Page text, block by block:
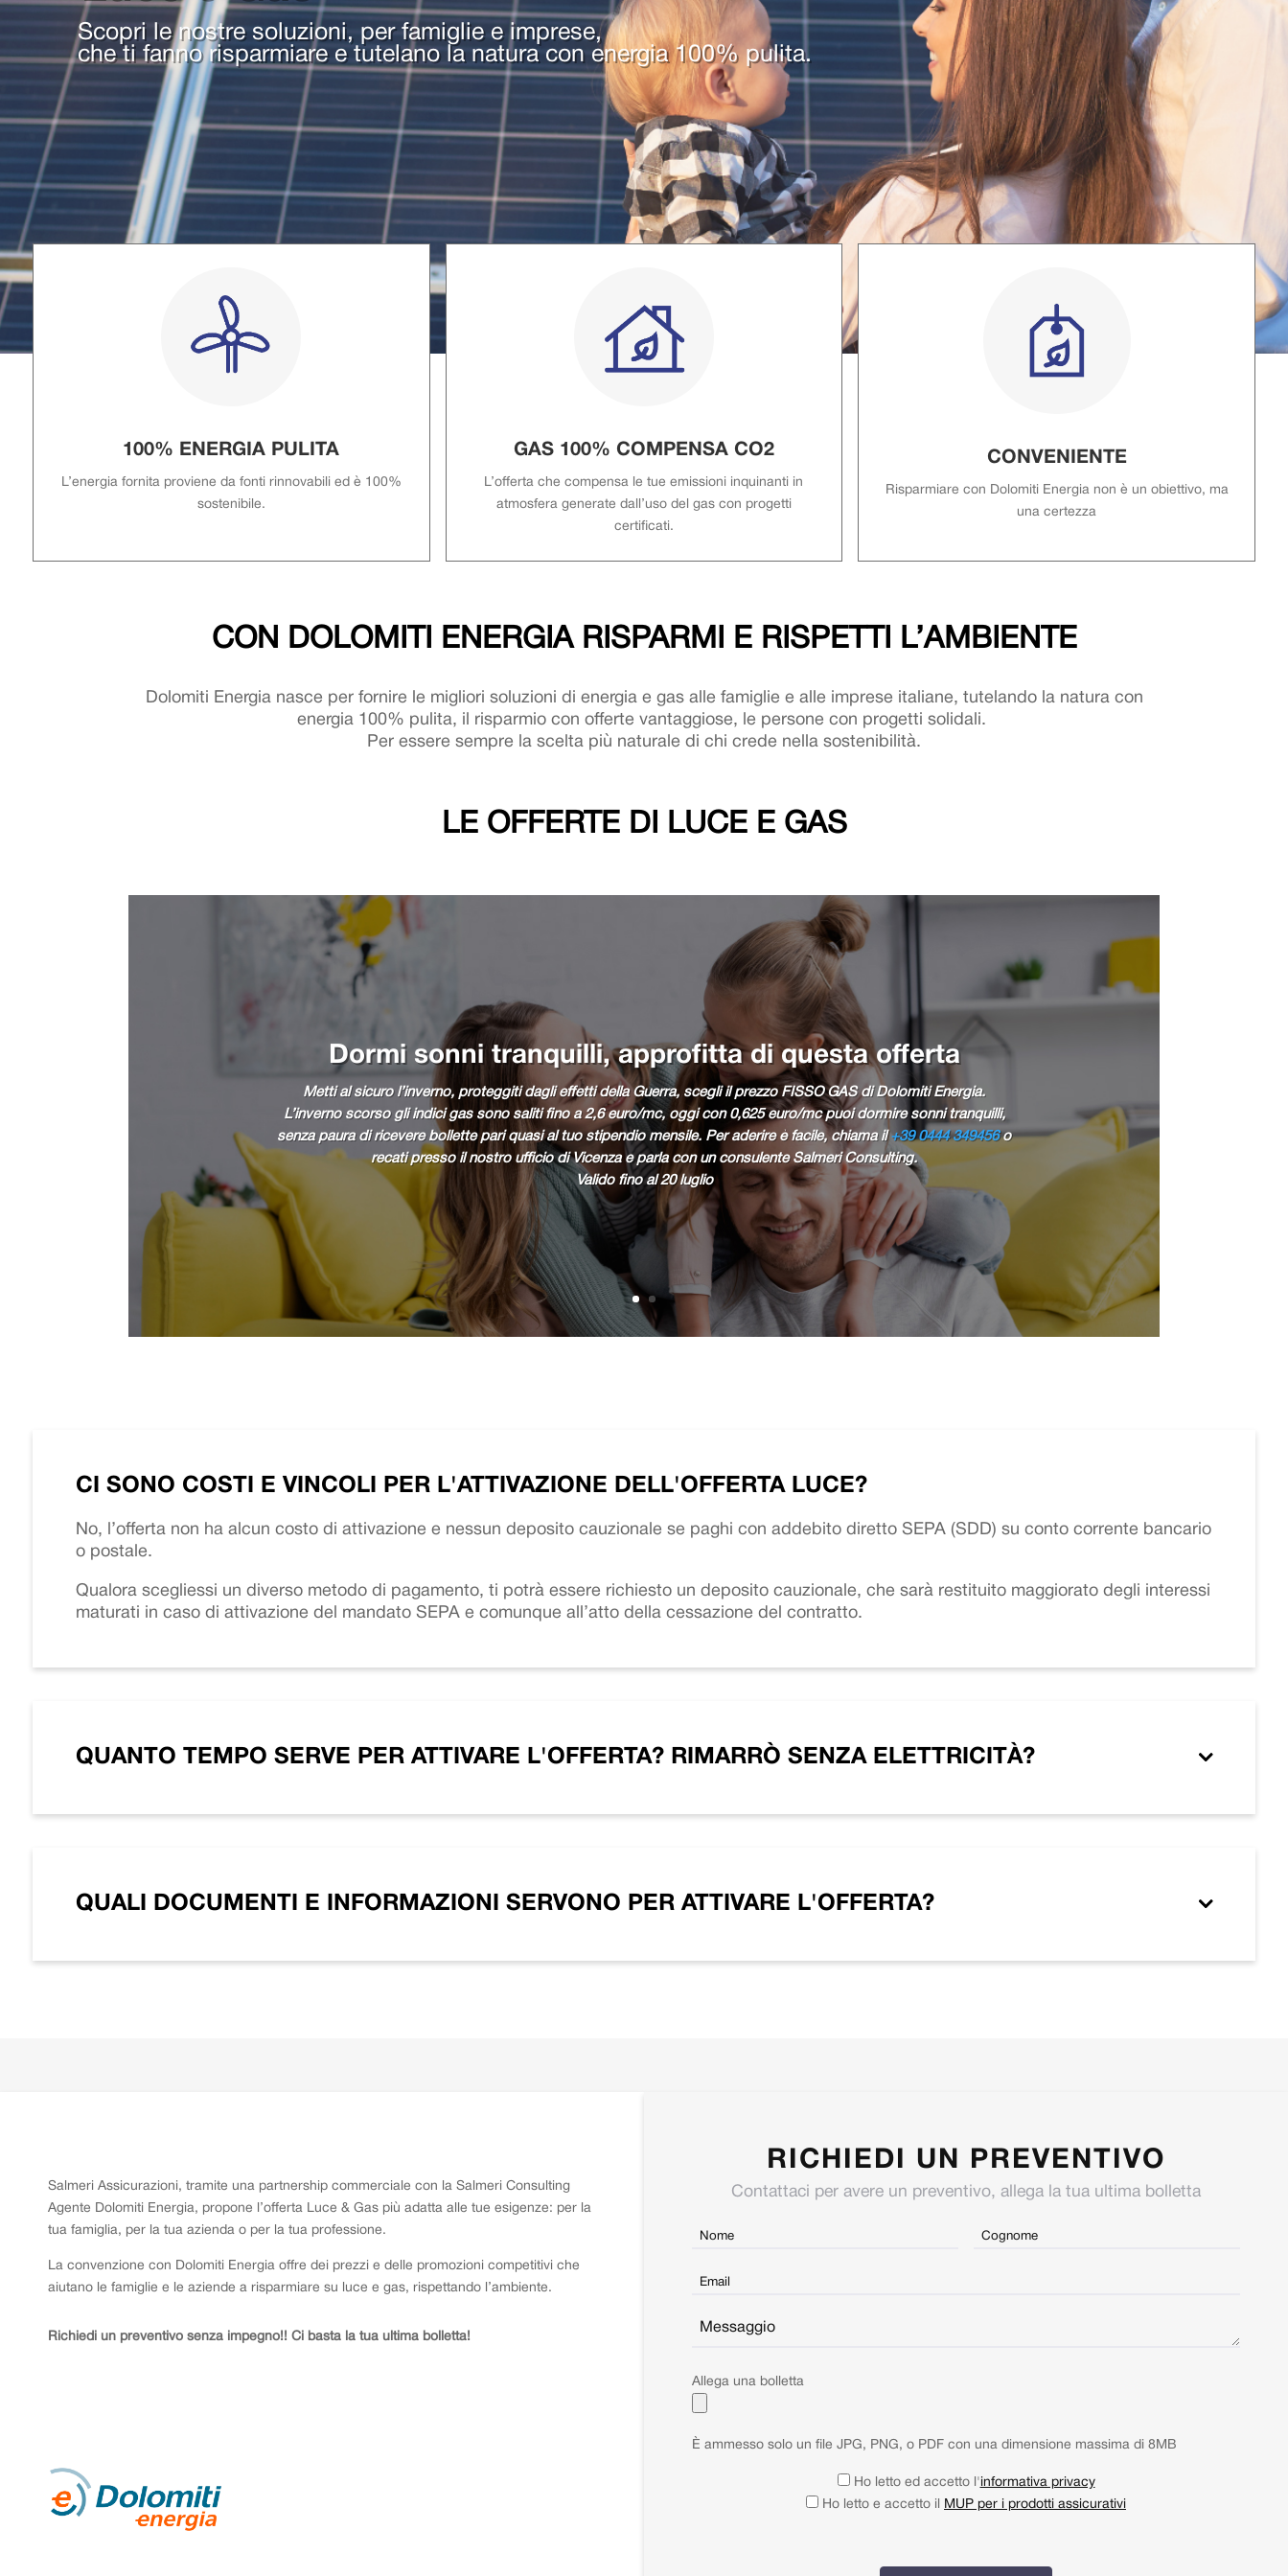
Scopri le nostre soluzioni, per famiglie e imprese,
che ti fanno risparmiare e tutelano la natura con energia 100% pulita.
100% ENERGIA PULITA
L’energia fornita proviene da fonti rinnovabili ed è 100%
sostenibile.
GAS 100% COMPENSA CO2
L’offerta che compensa le tue emissioni inquinanti in
atmosfera generate dall’uso del gas con progetti
certificati.
CONVENIENTE
Risparmiare con Dolomiti Energia non è un obiettivo, ma
una certezza
CON DOLOMITI ENERGIA RISPARMI E RISPETTI L’AMBIENTE
Dolomiti Energia nasce per fornire le migliori soluzioni di energia e gas alle famiglie e alle imprese italiane, tutelando la natura con
energia 100% pulita, il risparmio con offerte vantaggiose, le persone con progetti solidali.
Per essere sempre la scelta più naturale di chi crede nella sostenibilità.
LE OFFERTE DI LUCE E GAS
Dormi sonni tranquilli, approfitta di questa offerta
Metti al sicuro l’inverno, proteggiti dagli effetti della Guerra, scegli il prezzo FISSO GAS di Dolomiti Energia.
L’inverno scorso gli indici gas sono saliti fino a 2,6 euro/mc, oggi con 0,625 euro/mc puoi dormire sonni tranquilli,
senza paura di ricevere bollette pari quasi al tuo stipendio mensile. Per aderire è facile, chiama il+39 0444 349456o
recati presso il nostro ufficio di Vicenza e parla con un consulente Salmeri Consulting.
Valido fino al 20 luglio
CI SONO COSTI E VINCOLI PER L'ATTIVAZIONE DELL'OFFERTA LUCE?
No,
l’offerta non ha alcun costo di attivazione e nessun deposito cauzionale se paghi con addebito diretto SEPA (SDD) su conto corrente bancario
o postale.
Qualora scegliessi un diverso metodo di pagamento, ti potrà essere richiesto un deposito cauzionale, che sarà restituito maggiorato degli interessi
maturati in caso di attivazione del mandato SEPA e comunque all’atto della cessazione del contratto.
QUANTO TEMPO SERVE PER ATTIVARE L'OFFERTA? RIMARRÒ SENZA ELETTRICITÀ?
QUALI DOCUMENTI E INFORMAZIONI SERVONO PER ATTIVARE L'OFFERTA?
Salmeri Assicurazioni, tramite una partnership commerciale con la Salmeri Consulting
Agente Dolomiti Energia, propone l’offerta Luce & Gas più adatta alle tue esigenze: per la
tua famiglia, per la tua azienda o per la tua professione.
La convenzione con Dolomiti Energia offre dei prezzi e delle promozioni competitivi che
aiutano le famiglie e le aziende a risparmiare su luce e gas, rispettando l’ambiente.
Richiedi un preventivo senza impegno!! Ci basta la tua ultima bolletta!
RICHIEDI UN PREVENTIVO
Contattaci per avere un preventivo, allega la tua ultima bolletta
Allega una bolletta
È ammesso solo un file JPG, PNG, o PDF con una dimensione massima di 8MB
Ho letto ed accetto l'informativa privacy
Ho letto e accetto il
MUP per i prodotti assicurativi